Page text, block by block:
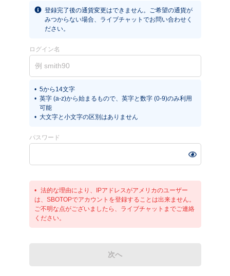
登録完了後の通貨変更はできません。ご希望の通貨が
みつからない場合、ライブチャットでお問い合わせく
ださい。
ログイン名
5から14文字
英字 (a-z)から始まるもので、英字と数字 (0-9)のみ利用
可能
大文字と小文字の区別はありません
パスワード
法的な理由により、IPアドレスがアメリカのユーザー
は、SBOTOPでアカウントを登録することは出来ません。
ご不明な点がございましたら、ライブチャットまでご連絡
ください。
次へ